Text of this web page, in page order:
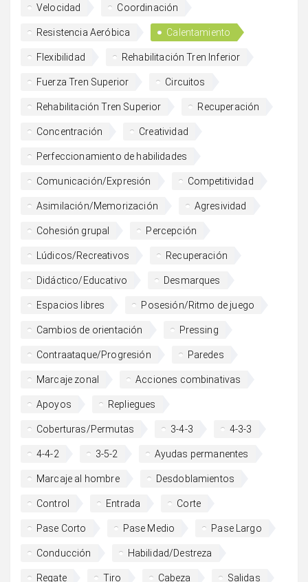
Velocidad Coordinación
Resistencia Aeróbica Calentamiento
Flexibilidad Rehabilitación Tren Inferior
Fuerza Tren Superior Circuitos
Rehabilitación Tren Superior Recuperación
Concentración Creatividad
Perfeccionamiento de habilidades
Comunicación/Expresión Competitividad
Asimilación/Memorización Agresividad
Cohesión grupal Percepción
Lúdicos/Recreativos Recuperación
Didáctico/Educativo Desmarques
Espacios libres Posesión/Ritmo de juego
Cambios de orientación Pressing
Contraataque/Progresión Paredes
Marcaje zonal Acciones combinativas
Apoyos Repliegues
Coberturas/Permutas 3-4-3 4-3-3
4-4-2 3-5-2 Ayudas permanentes
Marcaje al hombre Desdoblamientos
Control Entrada Corte
Pase Corto Pase Medio Pase Largo
Conducción Habilidad/Destreza
Regate Tiro Cabeza Salidas